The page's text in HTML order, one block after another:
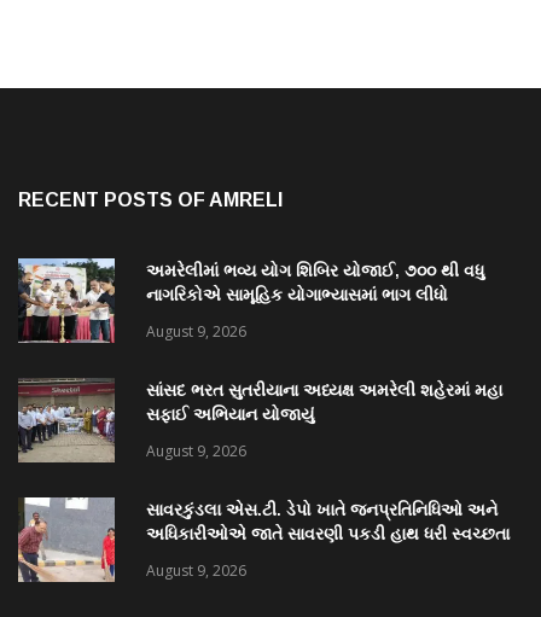
RECENT POSTS OF AMRELI
અમરેલીમાં ભવ્ય યોગ શિબિર યોજાઈ, ૭૦૦ થી વધુ
નાગરિકોએ સામૂહિક યોગાભ્યાસમાં ભાગ લીધો
August 9, 2026
સાંસદ ભરત સુતરીયાના અધ્યક્ષ અમરેલી શહેરમાં મહા
સફાઈ અભિયાન યોજાયું
August 9, 2026
સાવરકુંડલા એસ.ટી. ડેપો ખાતે જનપ્રતિનિધિઓ અને
અધિકારીઓએ જાતે સાવરણી પકડી હાથ ધરી સ્વચ્છતા
August 9, 2026